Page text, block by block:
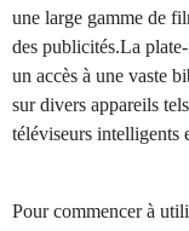
une large gamme de
des publicités.La
un accès à une vaste
sur divers appareils
téléviseurs intelligents
Pour commencer à